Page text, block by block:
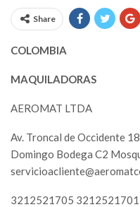
Share
COLOMBIA
MAQUILADORAS
AEROMAT LTDA
Av. Troncal de Occidente
Domingo Bodega C2
3212521705 3212521701